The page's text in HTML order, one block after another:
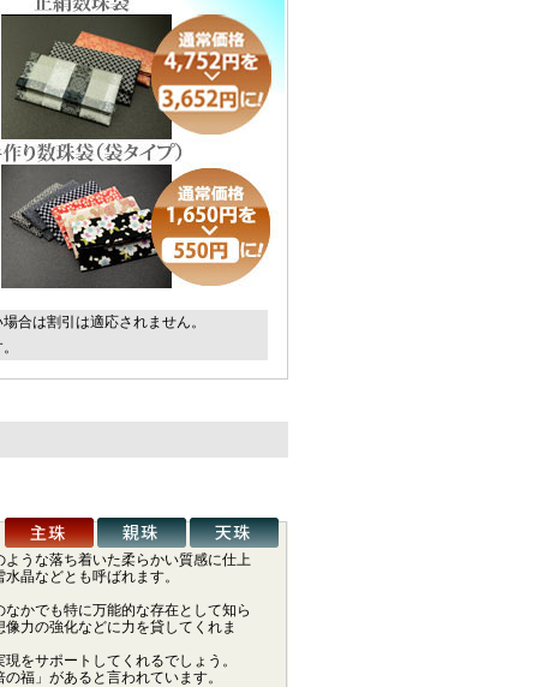
合は割引は適応されません。
うな落ち着いた柔らかい質感に仕上
晶などとも呼ばれます。
かでも特に万能的な存在として知ら
力の強化などに力を貸してくれま
をサポートしてくれるでしょう。
福」があると言われています。